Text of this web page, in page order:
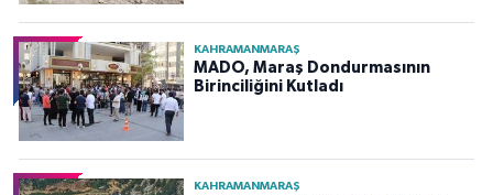
KAHRAMANMARAŞ
MADO, Maraş Dondurmasının
Birinciliğini Kutladı
KAHRAMANMARAŞ